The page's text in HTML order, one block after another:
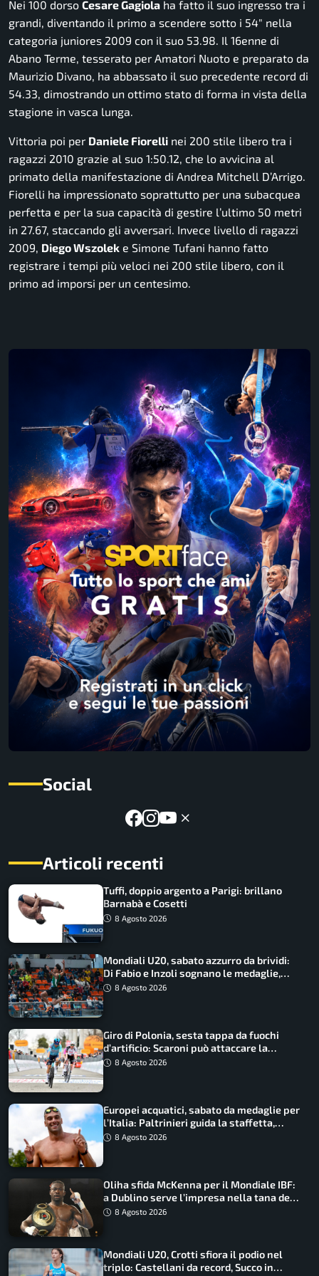
Nei 100 dorso Cesare Gagiola ha fatto il suo ingresso tra i
grandi, diventando il primo a scendere sotto i 54″ nella
categoria juniores 2009 con il suo 53.98. Il 16enne di
Abano Terme, tesserato per Amatori Nuoto e preparato da
Maurizio Divano, ha abbassato il suo precedente record di
54.33, dimostrando un ottimo stato di forma in vista della
stagione in vasca lunga.
Vittoria poi per Daniele Fiorelli nei 200 stile libero tra i
ragazzi 2010 grazie al suo 1:50.12, che lo avvicina al
primato della manifestazione di Andrea Mitchell D’Arrigo.
Fiorelli ha impressionato soprattutto per una subacquea
perfetta e per la sua capacità di gestire l’ultimo 50 metri
in 27.67, staccando gli avversari. Invece livello di ragazzi
2009, Diego Wszolek e Simone Tufani hanno fatto
registrare i tempi più veloci nei 200 stile libero, con il
primo ad imporsi per un centesimo.
Social
Articoli recenti
Tuffi, doppio argento a Parigi: brillano
Barnabà e Cosetti
8 Agosto 2026
Mondiali U20, sabato azzurro da brividi:
Di Fabio e Inzoli sognano le medaglie,
Castellani e Succo in finale
8 Agosto 2026
Giro di Polonia, sesta tappa da fuochi
d’artificio: Scaroni può attaccare la
maglia di Lemmen
8 Agosto 2026
Europei acquatici, sabato da medaglie per
l’Italia: Paltrinieri guida la staffetta,
Barnabà sogna l’oro dalle grandi altezze
8 Agosto 2026
Oliha sfida McKenna per il Mondiale IBF:
a Dublino serve l’impresa nella tana del
lupo8 Agosto 2026
Mondiali U20, Crotti sfiora il podio nel
triplo: Castellani da record, Succo in